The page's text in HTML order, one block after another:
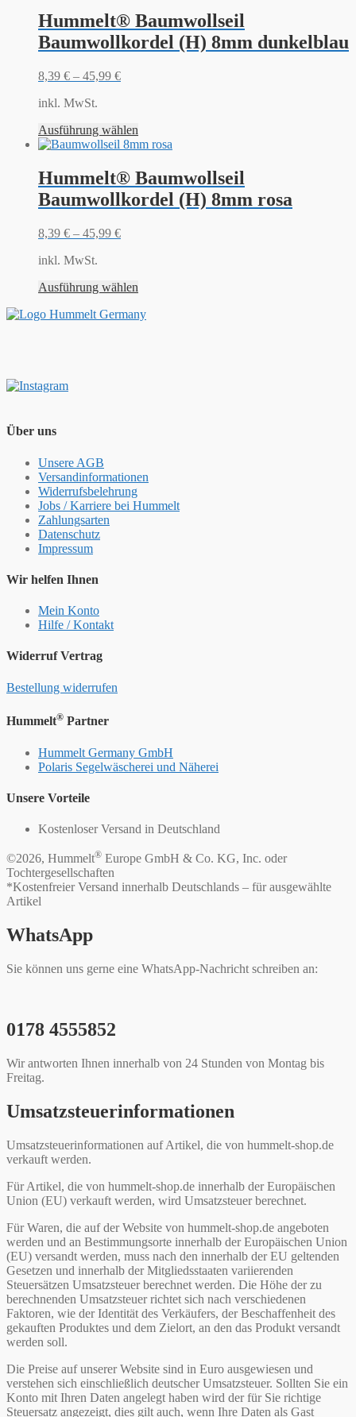
Hummelt® Baumwollseil
Baumwollkordel (H) 8mm dunkelblau
8,39 € – 45,99 €
inkl. MwSt.
Ausführung wählen
Hummelt® Baumwollseil
Baumwollkordel (H) 8mm rosa
8,39 € – 45,99 €
inkl. MwSt.
Ausführung wählen
Über uns
Unsere AGB
Versandinformationen
Widerrufsbelehrung
Jobs / Karriere bei Hummelt
Zahlungsarten
Datenschutz
Impressum
Wir helfen Ihnen
Mein Konto
Hilfe / Kontakt
Widerruf Vertrag
Bestellung widerrufen
Hummelt® Partner
Hummelt Germany GmbH
Polaris Segelwäscherei und Näherei
Unsere Vorteile
Kostenloser Versand in Deutschland
©2026, Hummelt® Europe GmbH & Co. KG, Inc. oder
Tochtergesellschaften
*Kostenfreier Versand innerhalb Deutschlands – für ausgewählte
Artikel
WhatsApp
Sie können uns gerne eine WhatsApp-Nachricht schreiben an:
0178 4555852
Wir antworten Ihnen innerhalb von 24 Stunden von Montag bis
Freitag.
Umsatzsteuerinformationen
Umsatzsteuerinformationen auf Artikel, die von hummelt-shop.de
verkauft werden.
Für Artikel, die von hummelt-shop.de innerhalb der Europäischen
Union (EU) verkauft werden, wird Umsatzsteuer berechnet.
Für Waren, die auf der Website von hummelt-shop.de angeboten
werden und an Bestimmungsorte innerhalb der Europäischen Union
(EU) versandt werden, muss nach den innerhalb der EU geltenden
Gesetzen und innerhalb der Mitgliedsstaaten variierenden
Steuersätzen Umsatzsteuer berechnet werden. Die Höhe der zu
berechnenden Umsatzsteuer richtet sich nach verschiedenen
Faktoren, wie der Identität des Verkäufers, der Beschaffenheit des
gekauften Produktes und dem Zielort, an den das Produkt versandt
werden soll.
Die Preise auf unserer Website sind in Euro ausgewiesen und
verstehen sich einschließlich deutscher Umsatzsteuer. Sollten Sie ein
Konto mit Ihren Daten angelegt haben wird der für Sie richtige
Steuersatz angezeigt, dies gilt auch, wenn Ihre Daten als Gast